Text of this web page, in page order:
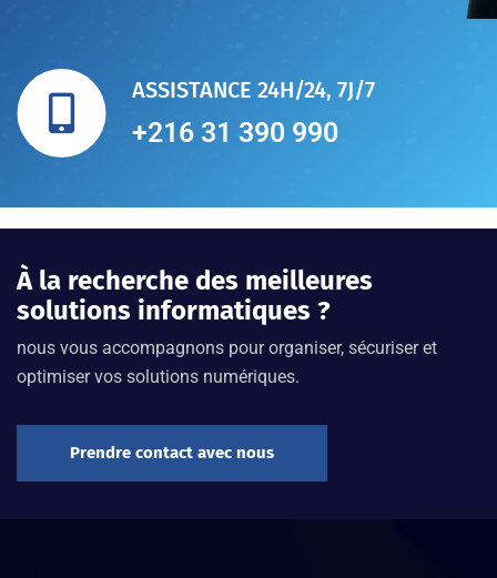
ASSISTANCE 24H/24, 7J/7
+216 31 390 990
À la recherche des meilleures
solutions informatiques ?
nous vous accompagnons pour organiser, sécuriser et
optimiser vos solutions numériques.
Prendre contact avec nous